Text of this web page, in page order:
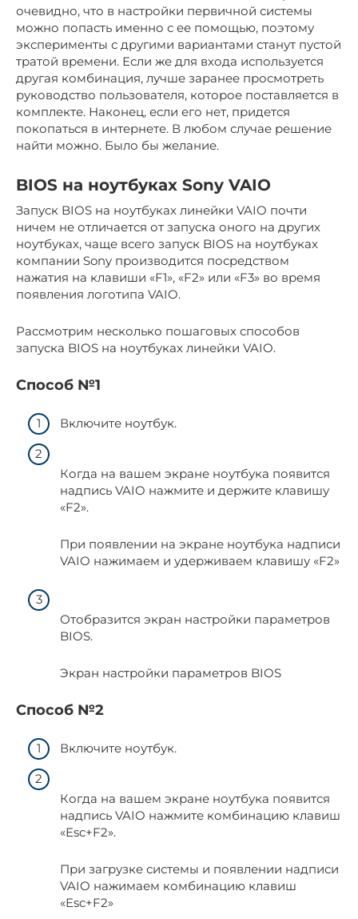
очевидно, что в настройки первичной системы
можно попасть именно с ее помощью, поэтому
эксперименты с другими вариантами станут пустой
тратой времени. Если же для входа используется
другая комбинация, лучше заранее просмотреть
руководство пользователя, которое поставляется в
комплекте. Наконец, если его нет, придется
покопаться в интернете. В любом случае решение
найти можно. Было бы желание.
BIOS на ноутбуках Sony VAIO
Запуск BIOS на ноутбуках линейки VAIO почти
ничем не отличается от запуска оного на других
ноутбуках, чаще всего запуск BIOS на ноутбуках
компании Sony производится посредством
нажатия на клавиши «F1», «F2» или «F3» во время
появления логотипа VAIO.
Рассмотрим несколько пошаговых способов
запуска BIOS на ноутбуках линейки VAIO.
Способ №1
Включите ноутбук.
Когда на вашем экране ноутбука появится
надпись VAIO нажмите и держите клавишу
«F2».
При появлении на экране ноутбука надписи
VAIO нажимаем и удерживаем клавишу «F2»
Отобразится экран настройки параметров
BIOS.
Экран настройки параметров BIOS
Способ №2
Включите ноутбук.
Когда на вашем экране ноутбука появится
надпись VAIO нажмите комбинацию клавиш
«Esc+F2».
При загрузке системы и появлении надписи
VAIO нажимаем комбинацию клавиш
«Esc+F2»